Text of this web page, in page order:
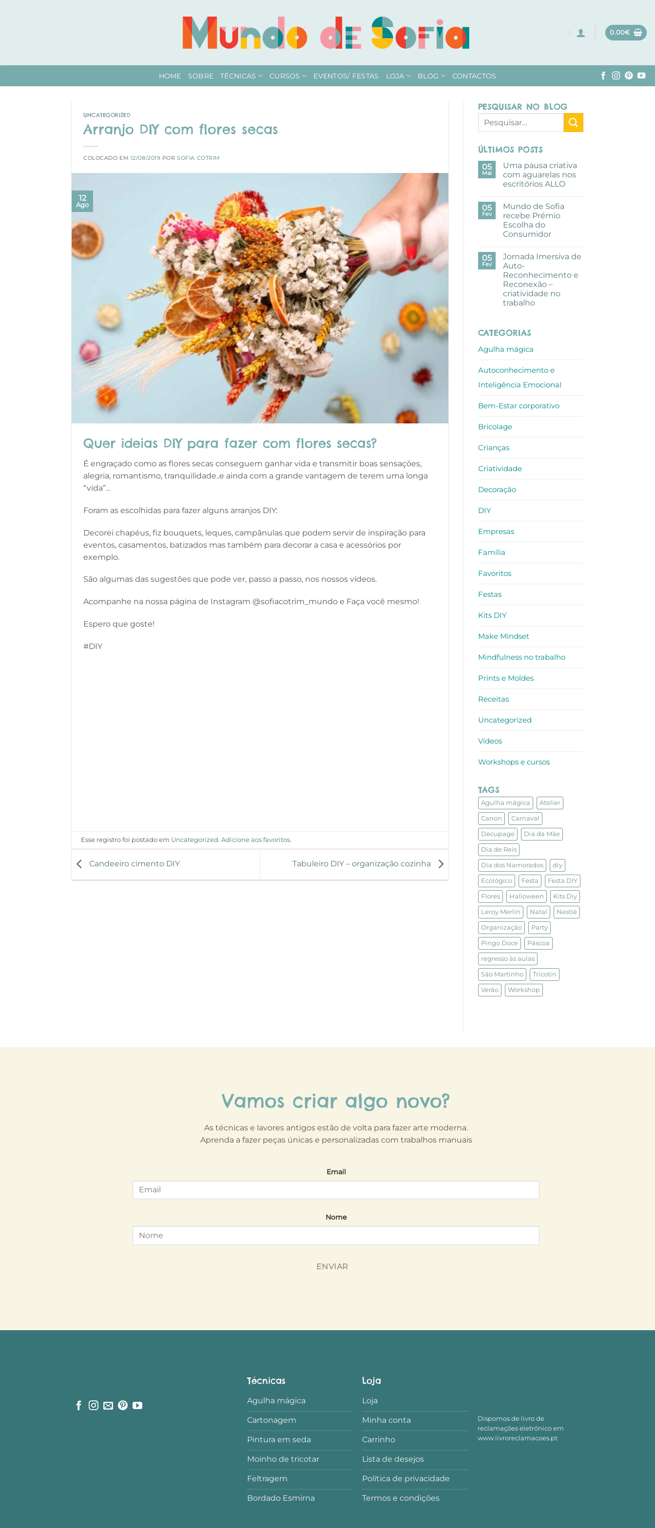
0.00€
HOME SOBRE TÉCNICAS CURSOS EVENTOS/ FESTAS LOJA BLOG CONTACTOS
UNCATEGORIZED
Arranjo DIY com flores secas
COLOCADO EM 12/08/2019 PORSOFIA COTRIM
12
Ago
Quer ideias DIY para fazer com flores secas?
É engraçado como as flores secas conseguem ganhar vida e transmitir boas sensações,
alegria, romantismo, tranquilidade..e ainda com a grande vantagem de terem uma longa
“vida”…
Foram as escolhidas para fazer alguns arranjos DIY:
Decorei chapéus, fiz bouquets, leques, campânulas que podem servir de inspiração para
eventos, casamentos, batizados mas também para decorar a casa e acessórios por
exemplo.
São algumas das sugestões que pode ver, passo a passo, nos nossos vídeos.
Acompanhe na nossa página de Instagram @sofiacotrim_mundo e Faça você mesmo!
Espero que goste!
#DIY
Esse registro foi postado em Uncategorized.Adicione aos favoritos.
Candeeiro cimento DIY Tabuleiro DIY – organização cozinha
PESQUISAR NO BLOG
ÚLTIMOS POSTS
05
Mai
Uma pausa criativa
com aguarelas nos
escritórios ALLO
em
Uma
pausa
criativa
com
aguarelas
ALLO
05
Fev
Mundo de Sofia
recebe Prémio
Escolha do
Consumidor
em
Mundo
de
Sofia
recebe
Prémio
Escolha
do
Consumidor
05
Fev
Jornada Imersiva de
Auto-
Reconhecimento e
Reconexão –
criatividade no
trabalho
Jornada
Imersiva
Auto-
Reconexão
criatividade
no
CATEGORIAS
Agulha mágica
Autoconhecimento e
Inteligência Emocional
Bem-Estar corporativo
Bricolage
Crianças
Criatividade
Decoração
DIY
Empresas
Família
Favoritos
Festas
Kits DIY
Make Mindset
Mindfulness no trabalho
Prints e Moldes
Receitas
Uncategorized
Vídeos
Workshops e cursos
TAGS
Agulha mágica Atelier
Canon Carnaval
Decupage Dia da Mãe
Dia de Reis
Dia dos Namorados diy
Ecológico Festa Festa DIY
Flores Halloween Kits Diy
Leroy Merlin Natal Nestlé
Organização Party
Pingo Doce Páscoa
regresso às aulas
São Martinho Tricotin
Verão Workshop
Vamos criar algo novo?
As técnicas e lavores antigos estão de volta para fazer arte moderna.
Aprenda a fazer peças únicas e personalizadas com trabalhos manuais
Email
Nome
ENVIAR
Técnicas
Agulha mágica
Cartonagem
Pintura em seda
Moinho de tricotar
Feltragem
Bordado Esmirna
Loja
Loja
Minha conta
Carrinho
Lista de desejos
Política de privacidade
Termos e condições
Dispomos de livro de
reclamações eletrónico em
www.livroreclamacoes.pt